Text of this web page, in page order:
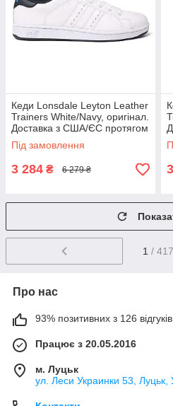
Кеди Lonsdale Leyton Leather
Trainers White/Navy, оригінал.
Доставка з США/ЄС протягом
14 днів
Під замовлення
3 284 ₴ 6 279 ₴
1 / 417
Про нас
93% позитивних з 126 відгуків
Працює з 20.05.2016
м. Луцьк
ул. Леси Украинки 53, Луцьк,